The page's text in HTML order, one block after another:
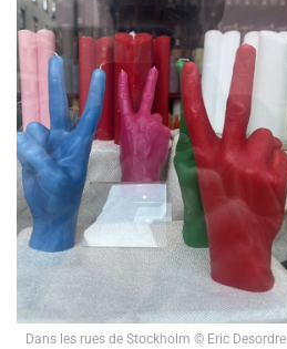
Dans les rues de Stockholm © Eric Desordre